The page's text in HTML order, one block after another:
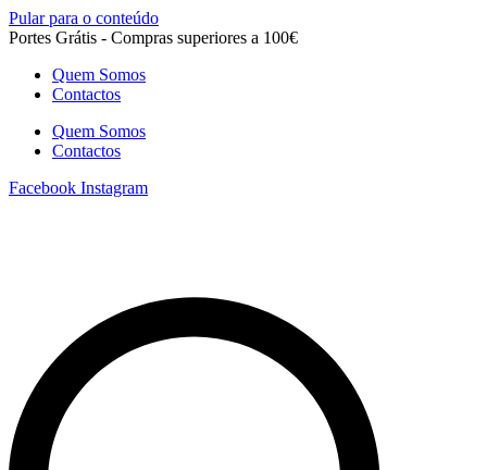
Pular para o conteúdo
Portes Grátis - Compras superiores a 100€
Quem Somos
Contactos
Quem Somos
Contactos
Facebook Instagram